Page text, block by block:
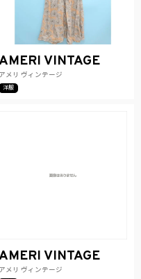
VINTAGE
アメリ ヴィンテージ
洋服
VINTAGE
アメリ ヴィンテージ